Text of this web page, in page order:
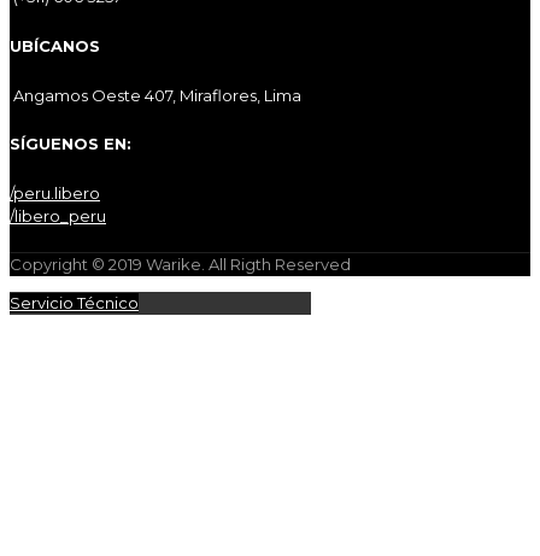
UBÍCANOS
Angamos Oeste 407, Miraflores, Lima
SÍGUENOS EN:
/peru.libero
/libero_peru
Copyright © 2019 Warike. All Rigth Reserved
Servicio Técnico